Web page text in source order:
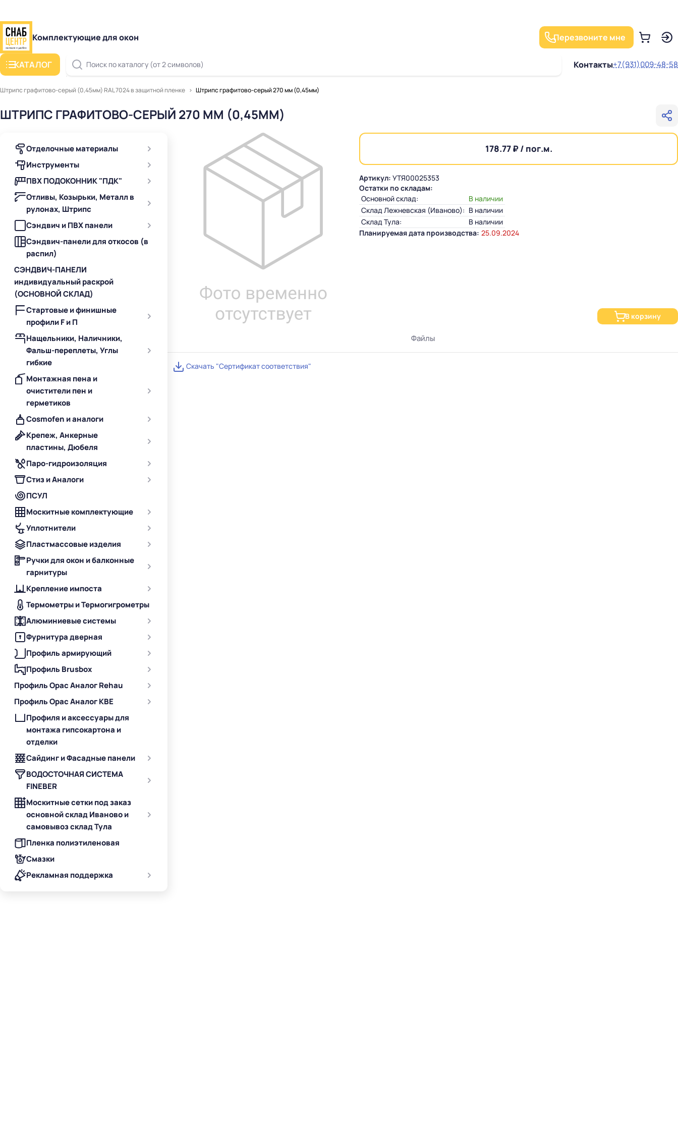
Комплектующие для окон Перезвоните мне
КАТАЛОГ Поиск по каталогу (от 2 символов) Контакты+7(931)009-48-58
Штрипс графитово-серый (0,45мм) RAL 7024 в защитной пленке Штрипс графитово-серый 270 мм (0,45мм)
ШТРИПС ГРАФИТОВО-СЕРЫЙ 270 ММ (0,45ММ)
Отделочные материалы
Инструменты
ПВХ ПОДОКОННИК "ПДК"
Отливы, Козырьки, Металл в
рулонах, Штрипс
Сэндвич и ПВХ панели
Сэндвич-панели для откосов (в
распил)
СЭНДВИЧ-ПАНЕЛИ
индивидуальный раскрой
(ОСНОВНОЙ СКЛАД)
Стартовые и финишные
профили F и П
Нащельники, Наличники,
Фальш-переплеты, Углы
гибкие
Монтажная пена и
очистители пен и
герметиков
Cosmofen и аналоги
Крепеж, Анкерные
пластины, Дюбеля
Паро-гидроизоляция
Стиз и Аналоги
ПСУЛ
Москитные комплектующие
Уплотнители
Пластмассовые изделия
Ручки для окон и балконные
гарнитуры
Крепление импоста
Термометры и Термогигрометры
Алюминиевые системы
Фурнитура дверная
Профиль армирующий
Профиль Brusbox
Профиль Орас Аналог Rehau
Профиль Орас Аналог KBE
Профиля и аксессуары для
монтажа гипсокартона и
отделки
Сайдинг и Фасадные панели
ВОДОСТОЧНАЯ СИСТЕМА
FINEBER
Москитные сетки под заказ
основной склад Иваново и
самовывоз склад Тула
Пленка полиэтиленовая
Смазки
Рекламная поддержка
178.77 ₽ / пог.м.
Артикул: УТЯ00025353
Остатки по складам:
Основной склад:
В наличии
Склад Лежневская (Иваново): В наличии
Склад Тула:
В наличии
Планируемая дата производства: 25.09.2024
В корзину
Файлы
Скачать "Сертификат соответствия"